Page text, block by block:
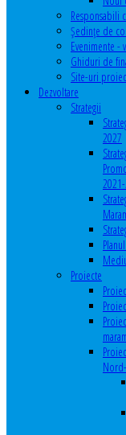
Responsabili
Şedinţe de
Evenimente -
Ghiduri de
Site-uri
Dezvoltare
Strategii
2027
Proiecte